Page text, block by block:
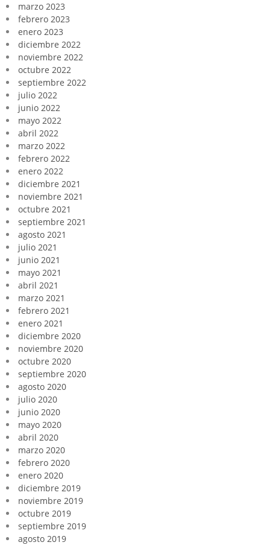
marzo 2023
febrero 2023
enero 2023
diciembre 2022
noviembre 2022
octubre 2022
septiembre 2022
julio 2022
junio 2022
mayo 2022
abril 2022
marzo 2022
febrero 2022
enero 2022
diciembre 2021
noviembre 2021
octubre 2021
septiembre 2021
agosto 2021
julio 2021
junio 2021
mayo 2021
abril 2021
marzo 2021
febrero 2021
enero 2021
diciembre 2020
noviembre 2020
octubre 2020
septiembre 2020
agosto 2020
julio 2020
junio 2020
mayo 2020
abril 2020
marzo 2020
febrero 2020
enero 2020
diciembre 2019
noviembre 2019
octubre 2019
septiembre 2019
agosto 2019